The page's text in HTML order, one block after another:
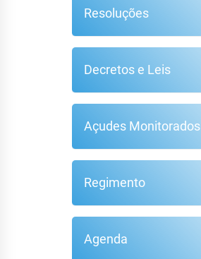
Resoluções
Decretos e Leis
Açudes Monitorados
Regimento
Agenda